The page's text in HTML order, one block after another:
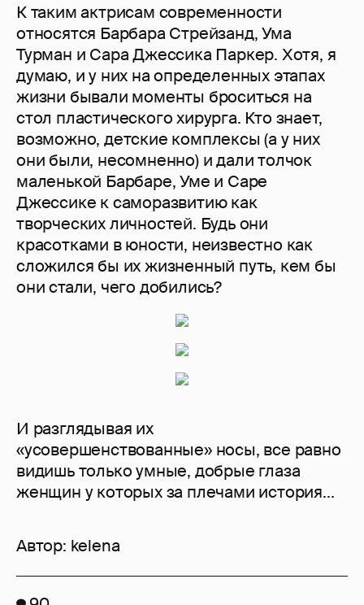
К таким актрисам современности
относятся Барбара Стрейзанд, Ума
Турман и Сара Джессика Паркер. Хотя, я
думаю, и у них на определенных этапах
жизни бывали моменты броситься на
стол пластического хирурга. Кто знает,
возможно, детские комплексы (а у них
они были, несомненно) и дали толчок
маленькой Барбаре, Уме и Саре
Джессике к саморазвитию как
творческих личностей. Будь они
красотками в юности, неизвестно как
сложился бы их жизненный путь, кем бы
они стали, чего добились?
И разглядывая их
«усовершенствованные» носы, все равно
видишь только умные, добрые глаза
женщин у которых за плечами история...
Автор: kelena